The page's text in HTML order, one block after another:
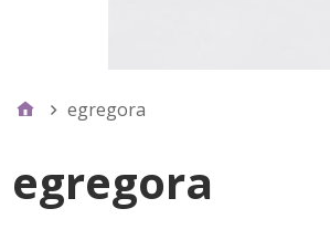
egregora
egregora